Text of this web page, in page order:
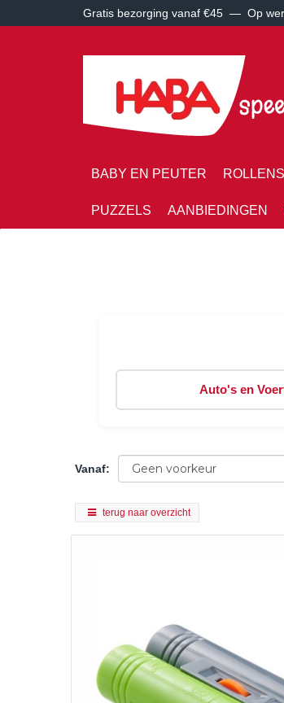
Gratis bezorging vanaf €45 — Op
BABY EN PEUTER
PUZZELS AANBIEDINGEN
Auto's en
Vanaf:
terug naar overzicht